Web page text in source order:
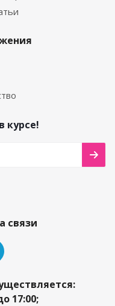
курсе!
связи
17:00;